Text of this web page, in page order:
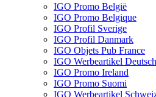
IGO Promo België
IGO Promo Belgique
IGO Profil Sverige
IGO Profil Danmark
IGO Objets Pub France
IGO Werbeartikel
IGO Promo Ireland
IGO Promo Suomi
IGO Werbeartikel